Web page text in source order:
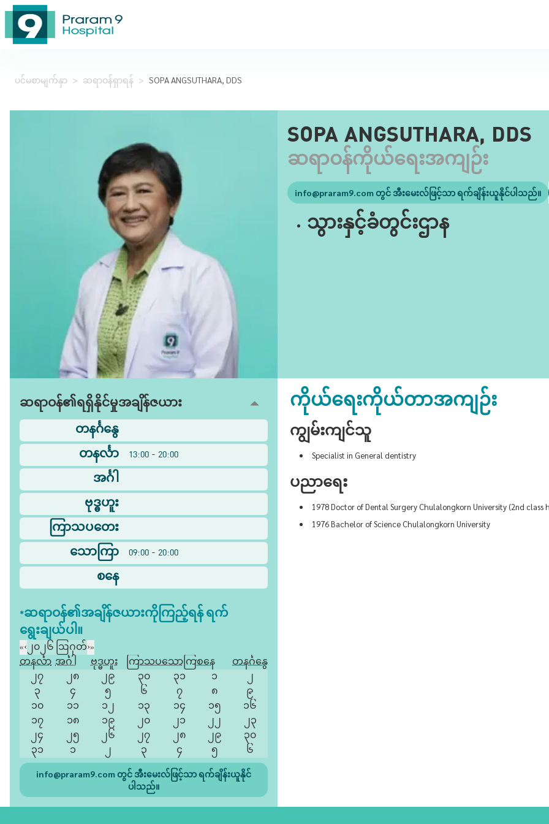
ပင်မစာမျက်နှာ > ဆရာဝန်ရှာရန် > SOPA ANGSUTHARA, DDS
SOPA ANGSUTHARA, DDS
ဆရာဝန်ကိုယ်ရေးအကျဉ်း
info@praram9.comတွင် အီးမေးလ်ဖြင့်သာ ရက်ချိန်းယူနိုင်ပါသည်။
သွားနှင့်ခံတွင်းဌာန
ဆရာဝန်၏ရရှိနိုင်မှုအချိန်ဇယား
တနင်္ဂနွေ
တနင်္လာ
13:00 - 20:00
အင်္ဂါ
ဗုဒ္ဓဟူး
ကြာသပတေး
သောကြာ
09:00 - 20:00
စနေ
*ဆရာဝန်၏အချိန်ဇယားကိုကြည့်ရန် ရက်
ရွေးချယ်ပါ။
«‹ ၂၀၂၆ ဩဂုတ်›»
တနင်္လာ အင်္ဂါ ဗုဒ္ဓဟူး ကြာသပတေးသောကြာစနေ
တနင်္ဂနွေ
၂၇
၂၈ ၂၉ ၃၀ ၃၁ ၁
၂
၃
၄ ၅ ၆ ၇ ၈
၉
၁၀
၁၁ ၁၂ ၁၃ ၁၄ ၁၅
၁၆
၁၇
၁၈ ၁၉ ၂၀ ၂၁ ၂၂
၂၃
၂၄
၂၅ ၂၆ ၂၇ ၂၈ ၂၉
၃၀
၃၁
၁ ၂ ၃ ၄ ၅ ၆
info@praram9.comတွင် အီးမေးလ်ဖြင့်သာ ရက်ချိန်းယူနိုင်
ပါသည်။
ကိုယ်ရေးကိုယ်တာအကျဉ်း
ကျွမ်းကျင်သူ
Specialist in General dentistry
ပညာရေး
1978 Doctor of Dental Surgery Chulalongkorn University (2nd class
1976 Bachelor of Science Chulalongkorn University